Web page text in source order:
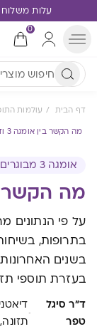
עלות משלוח 30 ש"ח | משלוח חינם ברכישה מעל 249 ₪
0
דף הבית עולמות
מה הקשר בין אומגה 3 ודיכאון?
אומגה 3 מבוגרים
מה הקשר בין
על פי הנתונים
בתרופות,
בשנים
בעזרת תוספי
ד"ר סיגל
טפר
·